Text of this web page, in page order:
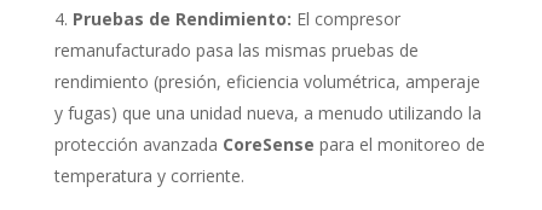
Pruebas de Rendimiento: El compresor
remanufacturado pasa las mismas pruebas de
rendimiento (presión, eficiencia volumétrica, amperaje
y fugas) que una unidad nueva, a menudo utilizando la
protección avanzada CoreSense para el monitoreo de
temperatura y corriente.